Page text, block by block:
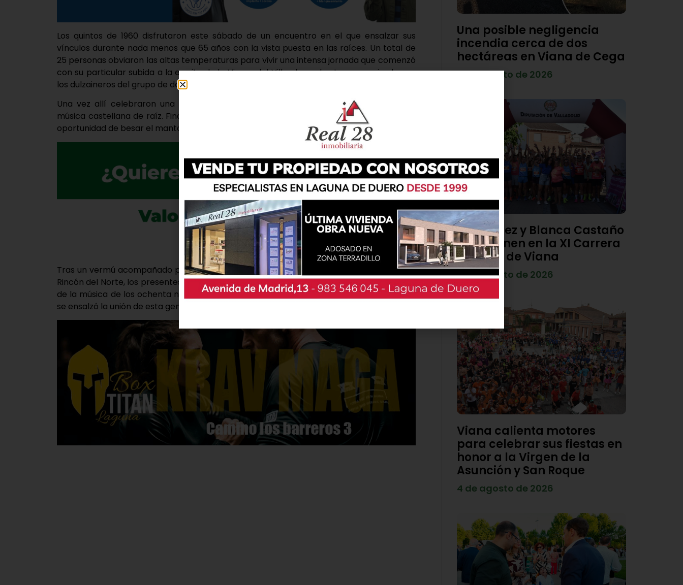
Los quintos de 1960 disfrutaron este sábado de un encuentro en el que ensalzar sus
vínculos durante nada menos que 65 años con la vista puesta en las raíces. Un total de
25 personas obviaron las altas temperaturas para vivir una intensa jornada que comenzó
con su particular subida a la ermita de la Virgen del Villar, la cual estuvo amenizada por
los dulzaineros del grupo de danzas La Ermita.
Una vez allí celebraron una eucaristía especial que estuvo amenizada por la propia
música castellana de raíz. Finalizado el encuentro religioso los quintos tuvieron, además,
oportunidad de besar el manto de la Virgen y llevar a cabo la foto grupal de la jornada.
Tras un vermú acompañado por la música, y una comida celebrada en el restaurante El
Rincón del Norte, los presentes se dirigieron a la peña El Fregao, donde pudieron disfrutar
de la música de los ochenta noventa y dos mil del dj Iker Castro, cerrando un día donde
se ensalzó la unión de esta generación a lo largo de los años.
Una posible negligencia
incendia cerca de dos
hectáreas en Viana de Cega
7 de agosto de 2026
Diego Díez y Blanca Castaño
se imponen en la XI Carrera
Popular de Viana
4 de agosto de 2026
Viana calienta motores
para celebrar sus fiestas en
honor a la Virgen de la
Asunción y San Roque
4 de agosto de 2026